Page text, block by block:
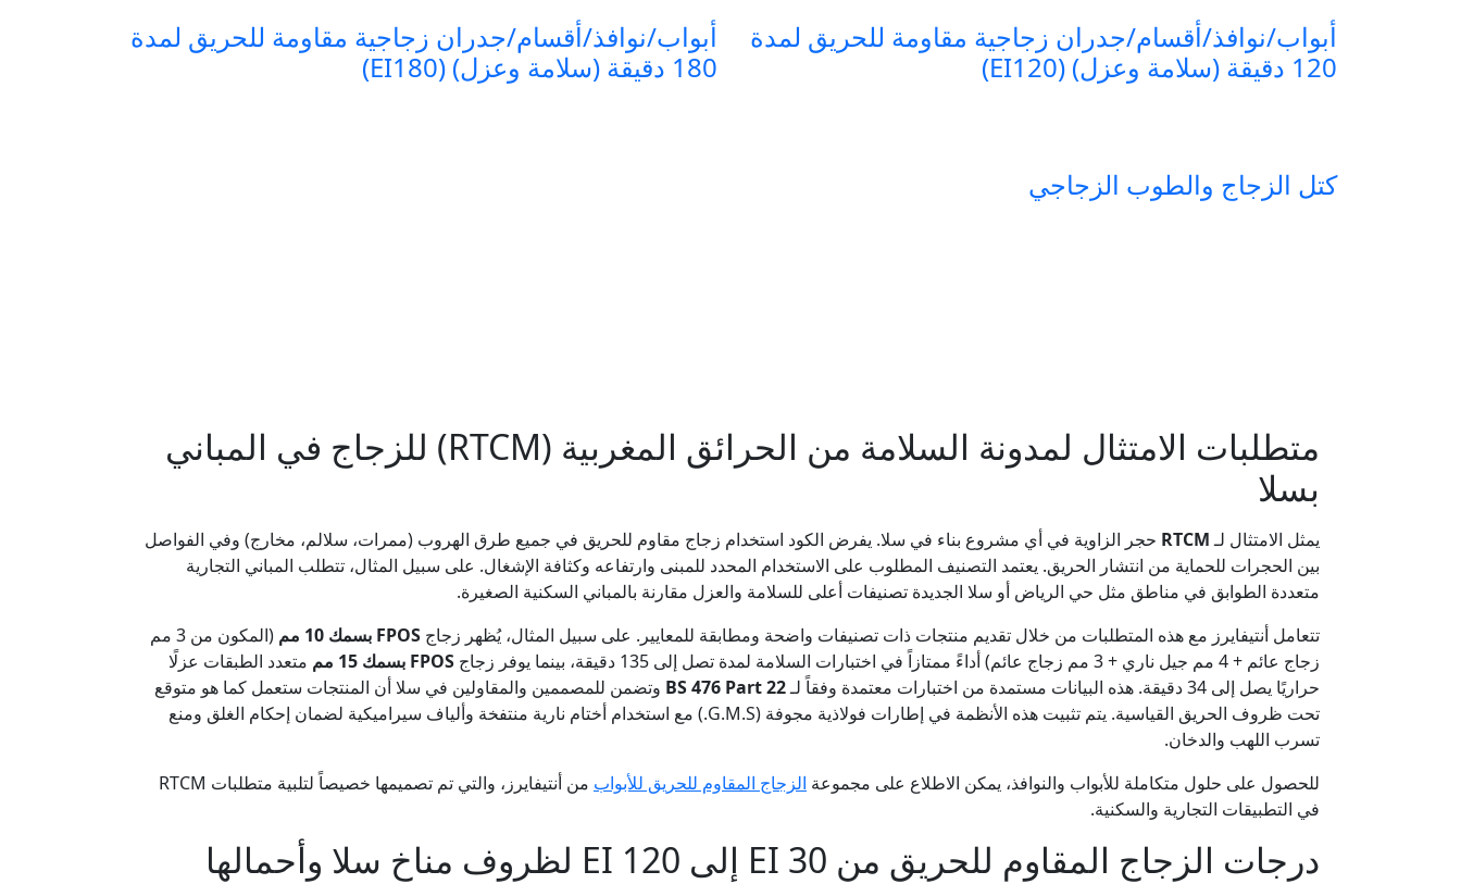
أبواب/نوافذ/أقسام/جدران زجاجية مقاومة للحريق لمدة
120 دقيقة (سلامة وعزل) (EI120)
أبواب/نوافذ/أقسام/جدران زجاجية مقاومة للحريق لمدة
180 دقيقة (سلامة وعزل) (EI180)
كتل الزجاج والطوب الزجاجي
متطلبات الامتثال لمدونة السلامة من الحرائق المغربية (RTCM) للزجاج في المباني
بسلا
يمثل الامتثال لـRTCM حجر الزاوية في أي مشروع بناء في سلا. يفرض الكود استخدام زجاج مقاوم للحريق في جميع طرق الهروب (ممرات، سلالم، مخارج) وفي الفواصل
بين الحجرات للحماية من انتشار الحريق. يعتمد التصنيف المطلوب على الاستخدام المحدد للمبنى وارتفاعه وكثافة الإشغال. على سبيل المثال، تتطلب المباني التجارية
متعددة الطوابق في مناطق مثل حي الرياض أو سلا الجديدة تصنيفات أعلى للسلامة والعزل مقارنة بالمباني السكنية الصغيرة.
تتعامل أنتيفايرز مع هذه المتطلبات من خلال تقديم منتجات ذات تصنيفات واضحة ومطابقة للمعايير. على سبيل المثال، يُظهر زجاج FPOS بسمك 10 مم
(المكون من 3 مم
زجاج عائم + 4 مم جيل ناري + 3 مم زجاج عائم) أداءً ممتازاً في اختبارات السلامة لمدة تصل إلى 135 دقيقة، بينما يوفر زجاج
FPOS بسمك 15 مم
متعدد الطبقات عزلًا
حراريًا يصل إلى 34 دقيقة. هذه البيانات مستمدة من اختبارات معتمدة وفقاً لـ
BS 476 Part 22 وتضمن للمصممين والمقاولين في سلا أن المنتجات ستعمل كما هو متوقع
تحت ظروف الحريق القياسية. يتم تثبيت هذه الأنظمة في إطارات فولاذية مجوفة (G.M.S.) مع استخدام أختام نارية منتفخة وألياف سيراميكية لضمان إحكام الغلق ومنع
تسرب اللهب والدخان.
للحصول على حلول متكاملة للأبواب والنوافذ، يمكن الاطلاع على مجموعة الزجاج المقاوم للحريق للأبواب
من أنتيفايرز، والتي تم تصميمها خصيصاً لتلبية متطلبات RTCM
في التطبيقات التجارية والسكنية.
درجات الزجاج المقاوم للحريق من EI 30 إلى EI 120 لظروف مناخ سلا وأحمالها